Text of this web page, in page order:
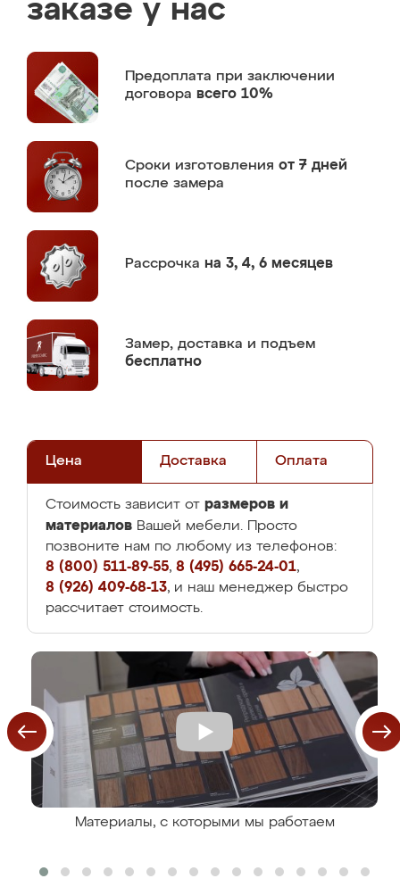
заказе у нас
Предоплата при заключении
договора всего 10%
Сроки изготовления от 7 дней
после замера
Рассрочка на 3, 4, 6 месяцев
Замер, доставка и подъем
бесплатно
Цена Доставка Оплата
Стоимость зависит от размеров и
материалов Вашей мебели. Просто
позвоните нам по любому из телефонов:
8 (800) 511-89-55, 8 (495) 665-24-01,
8 (926) 409-68-13, и наш менеджер быстро
рассчитает стоимость.
Материалы, с которыми мы работаем